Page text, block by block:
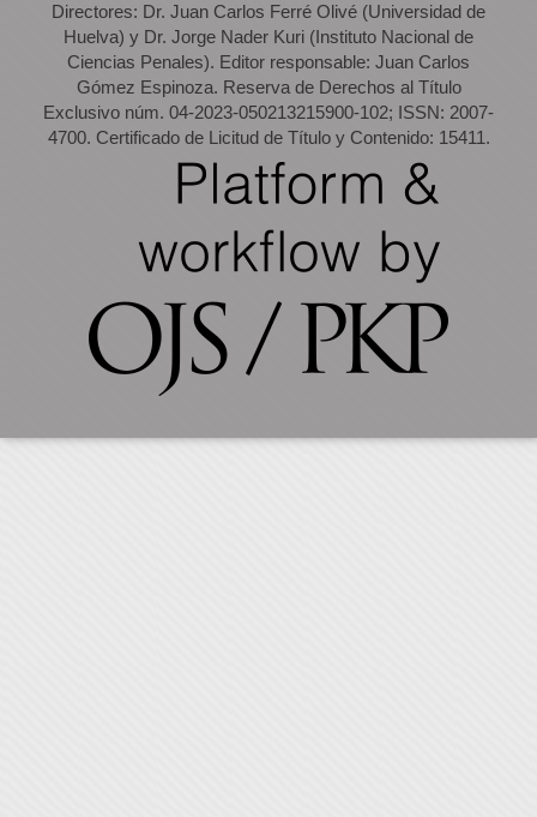
Directores: Dr. Juan Carlos Ferré Olivé (Universidad de
Huelva) y Dr. Jorge Nader Kuri (Instituto Nacional de
Ciencias Penales). Editor responsable: Juan Carlos
Gómez Espinoza. Reserva de Derechos al Título
Exclusivo núm. 04-2023-050213215900-102; ISSN: 2007-
4700. Certificado de Licitud de Título y Contenido: 15411.